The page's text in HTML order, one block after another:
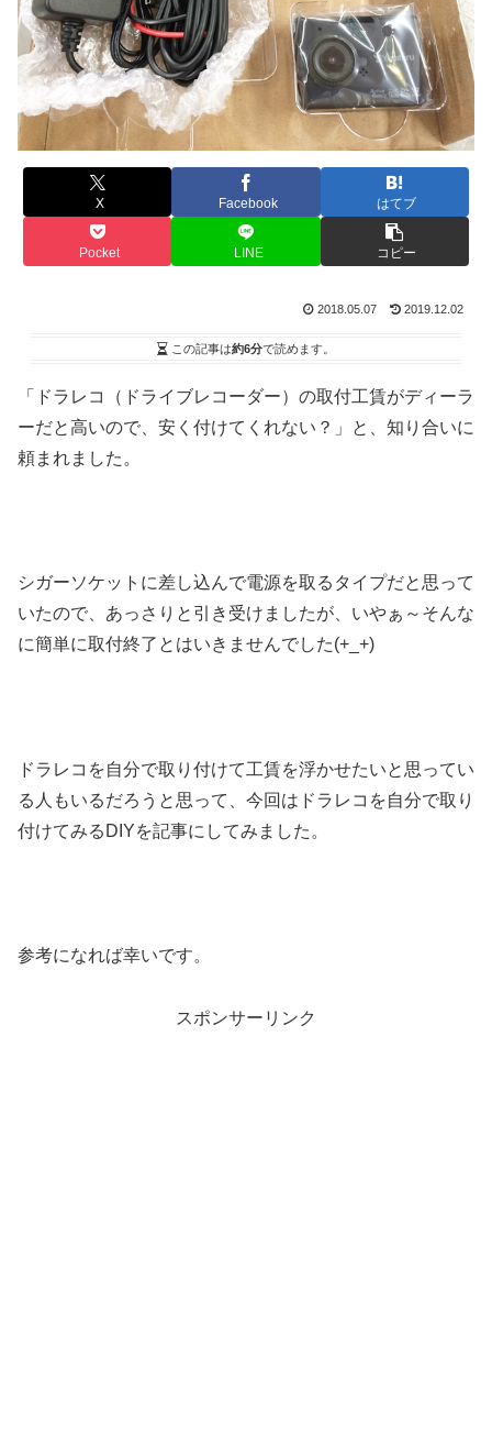
X Facebook はてブ
Pocket LINE コピー
2018.05.07 2019.12.02
この記事は約6分で読めます。
「ドラレコ（ドライブレコーダー）の取付工賃がディーラ
ーだと高いので、安く付けてくれない？」と、知り合いに
頼まれました。
シガーソケットに差し込んで電源を取るタイプだと思って
いたので、あっさりと引き受けましたが、いやぁ～そんな
に簡単に取付終了とはいきませんでした(+_+)
ドラレコを自分で取り付けて工賃を浮かせたいと思ってい
る人もいるだろうと思って、今回はドラレコを自分で取り
付けてみるDIYを記事にしてみました。
参考になれば幸いです。
スポンサーリンク